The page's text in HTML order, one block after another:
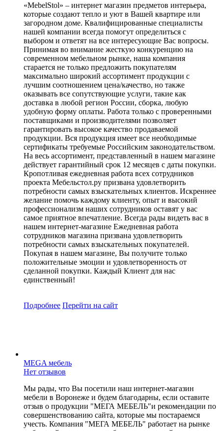
«MebelStol» – интернет магазин предметов интерьера,
которые создают тепло и уют в Вашей квартире или
загородном доме. Квалифицированные специалисты
нашей компании всегда помогут определиться с
выбором и ответят на все интересующие Вас вопросы.
Принимая во внимание жесткую конкуренцию на
современном мебельном рынке, наша компания
старается не только предложить покупателям
максимально широкий ассортимент продукции с
лучшим соотношением цена/качество, но также
оказывать все сопутствующие услуги, такие как
доставка в любой регион России, сборка, любую
удобную форму оплаты. Работа только с проверенными
поставщиками и производителями позволяет
гарантировать высокое качество продаваемой
продукции. Вся продукция имеет все необходимые
сертификаты требуемые Российским законодательством.
На весь ассортимент, представленный в нашем магазине
действует гарантийный срок 12 месяцев с даты покупки.
Кропотливая ежедневная работа всех сотрудников
проекта Мебельстол.ру призвана удовлетворить
потребности самых взыскательных клиентов. Искреннее
желание помочь каждому клиенту, опыт и высокий
профессионализм наших сотрудников оставят у вас
самое приятное впечатление. Всегда рады видеть вас в
нашем интернет-магазине Ежедневная работа
сотрудников магазина призвана удовлетворить
потребности самых взыскательных покупателей.
Покупая в нашем магазине, Вы получите только
положительные эмоции и удовлетворенность от
сделанной покупки. Каждый Клиент для нас
единственный!
Подробнее Перейти на сайт
MEGA мебель
Нет отзывов
Мы рады, что Вы посетили наш интернет-магазин
мебели в Воронеже и будем благодарны, если оставите
отзыв о продукции "МЕГА МЕБЕЛЬ"и рекомендации по
совершенствованию сайта, которые мы постараемся
учесть. Компания "МЕГА МЕБЕЛЬ" работает на рынке